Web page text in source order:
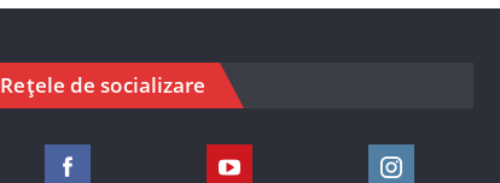
Rețele de socializare